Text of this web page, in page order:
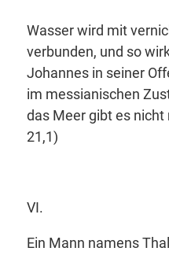
Wasser wird mit
verbunden, und so
Johannes in seiner
im messianischen
das Meer gibt es nicht
21,1)
VI.
Ein Mann namens